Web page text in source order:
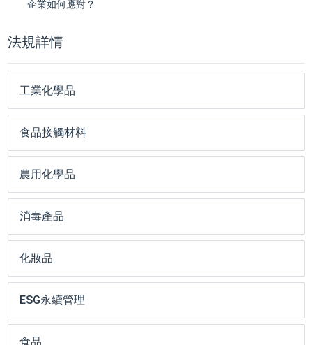
企業如何應對？
法規詳情
工業化學品
食品接觸材料
農用化學品
消毒產品
化妝品
ESG永續管理
食品